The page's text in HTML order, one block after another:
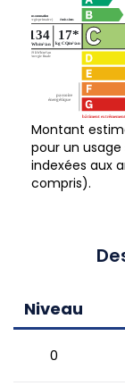
Montant
pour un
indexées aux
compris).
Niveau
0